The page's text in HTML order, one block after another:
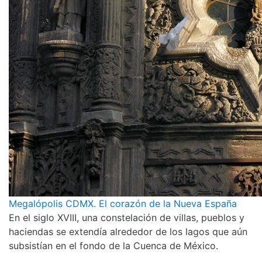
Megalópolis CDMX. El corazón de la Nueva España
En el siglo XVIII, una constelación de villas, pueblos y
haciendas se extendía alrededor de los lagos que aún
subsistían en el fondo de la Cuenca de México.